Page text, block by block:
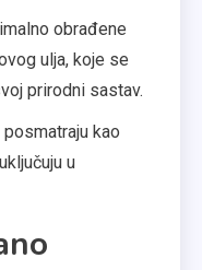
obrađene
ulja, koje se
prirodni sastav.
kao
u